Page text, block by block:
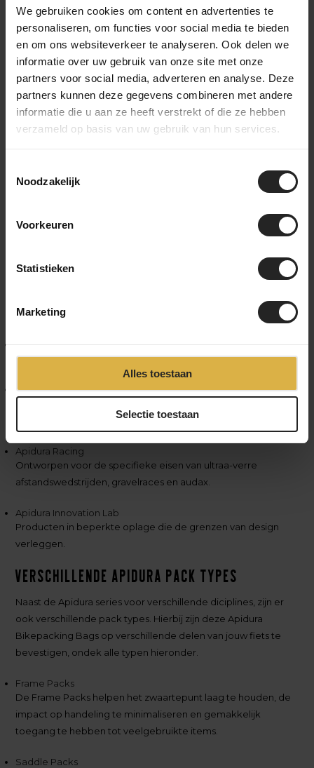
We gebruiken cookies om content en advertenties te
personaliseren, om functies voor social media te bieden
en om ons websiteverkeer te analyseren. Ook delen we
informatie over uw gebruik van onze site met onze
partners voor social media, adverteren en analyse. Deze
partners kunnen deze gegevens combineren met andere
informatie die u aan ze heeft verstrekt of die ze hebben
verzameld op basis van uw gebruik van hun services.
Noodzakelijk
Voorkeuren
Statistieken
Marketing
Alles toestaan
Selectie toestaan
Bekijk de pack types
Frame Packs Saddle packs
Handlebar packs Top Tube packs
Fork packs
!@@@!
Apidura heeft verschillende series bikepacking bags die
hieronder.
Gemaakt voor road riding en lange tochten.
Apidura Backcountry
Apidura Racing
Ontworpen voor de specifieke eisen van ultraa-verre
afstandswedstrijden, gravelraces en audax.
Apidura Innovation Lab
Producten in beperkte oplage die de grenzen van design
verleggen.
Verschillende Apidura pack types
Naast de Apidura series voor verschillende diciplines, zijn er
ook verschillende pack types. Hierbij zijn deze Apidura
Bikepacking Bags op verschillende delen van jouw fiets te
bevestigen, ondek alle typen hieronder.
Frame Packs
De Frame Packs helpen het zwaartepunt laag te houden, de
impact op handeling te minimaliseren en gemakkelijk
toegang te hebben tot veelgebruikte items.
Saddle Packs